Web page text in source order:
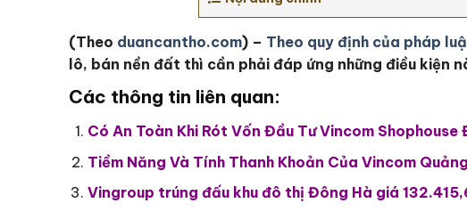
(Theo duancantho.com) – Theo quy định của pháp
lô, bán nền đất thì cần phải đáp ứng những điều kiện
Các thông tin liên quan:
Có An Toàn Khi Rót Vốn Đầu Tư Vincom
Tiềm Năng Và Tính Thanh Khoản Của Vincom
Vingroup trúng đấu khu đô thị Đông Hà giá